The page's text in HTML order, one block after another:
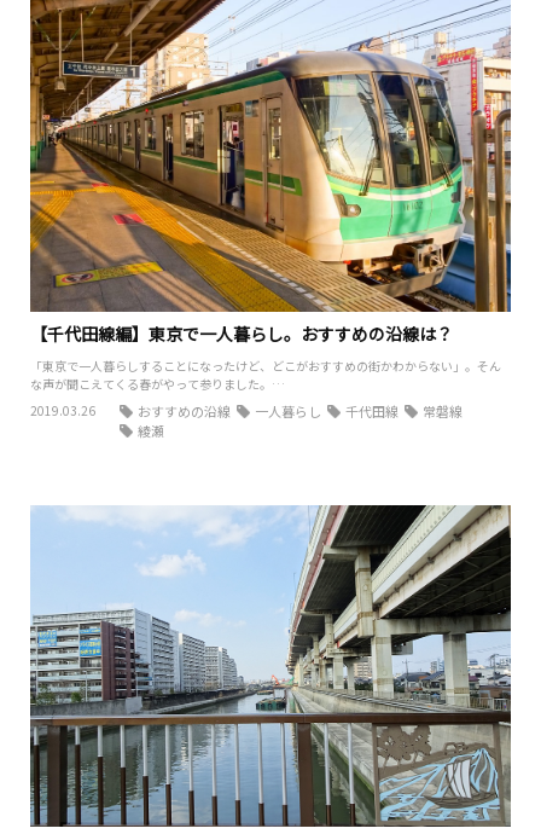
【千代田線編】東京で一人暮らし。おすすめの沿線は？
「東京で一人暮らしすることになったけど、どこがおすすめの街かわからない」。そん
な声が聞こえてくる春がやって参りました。…
2019.03.26
おすすめの沿線 一人暮らし 千代田線
常磐線
綾瀬